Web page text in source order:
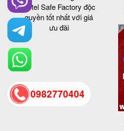
Hotel Safe Factory độc
quyền tốt nhất với giá
ưu đãi
0982770404